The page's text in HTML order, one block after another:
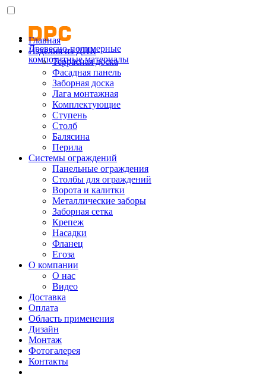
Древесно-полимерные
композитные материалы
Главная
Изделия из ДПК
Террасная доска
Фасадная панель
Заборная доска
Лага монтажная
Комплектующие
Ступень
Столб
Балясина
Перила
Системы ограждений
Панельные ограждения
Столбы для ограждений
Ворота и калитки
Металлические заборы
Заборная сетка
Крепеж
Насадки
Фланец
Егоза
О компании
О нас
Видео
Доставка
Оплата
Область применения
Дизайн
Монтаж
Фотогалерея
Контакты